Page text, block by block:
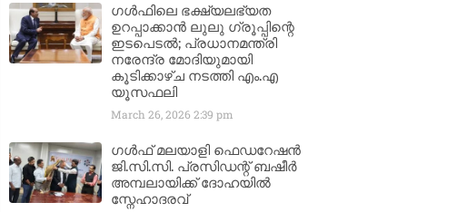
ഗൾഫിലെ ഭക്ഷ്യലഭ്യത
ഉറപ്പാക്കാൻ ലുലു ഗ്രൂപ്പിന്റെ
ഇടപെടൽ; പ്രധാനമന്ത്രി
നരേന്ദ്ര മോദിയുമായി
കൂടിക്കാഴ്ച നടത്തി എം.എ
യൂസഫലി
March 26, 2026 2:39 pm
ഗൾഫ് മലയാളി ഫെഡറേഷൻ
ജി.സി.സി. പ്രസിഡന്റ് ബഷീർ
അമ്പലായിക്ക് ദോഹയിൽ
സ്നേഹാദരവ്